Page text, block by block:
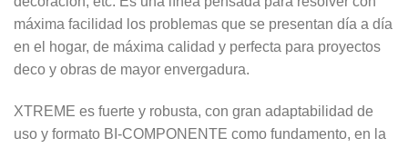
máxima facilidad los problemas que se presentan día a día
en el hogar, de máxima calidad y perfecta para proyectos
deco y obras de mayor envergadura.
XTREME es fuerte y robusta, con gran adaptabilidad de
uso y formato BI-COMPONENTE como fundamento, en la